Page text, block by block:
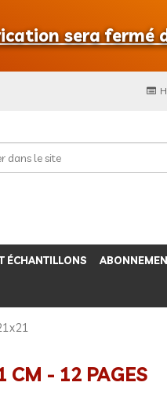
sera fermé
ÉCHANTILLONS
CM - 12 PAGES